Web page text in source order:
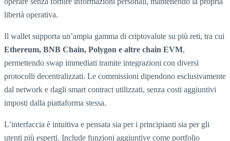
libertà operativa.
Il wallet supporta un’ampia gamma di criptovalute su più reti, tra cui
Ethereum, BNB Chain, Polygon e altre chain EVM,
permettendo swap immediati tramite integrazioni con diversi
protocolli decentralizzati. Le commissioni dipendono esclusivamente
dal network e dagli smart contract utilizzati, senza costi aggiuntivi
imposti dalla piattaforma stessa.
L’interfaccia è intuitiva e pensata sia per i principianti sia per gli
utenti più esperti. Include funzioni aggiuntive come portfolio